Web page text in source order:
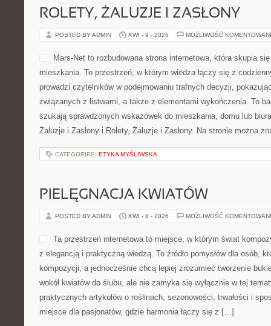
ROLETY, ŻALUZJE I ZASŁONY
POSTED BY ADMIN KWI - 9 - 2026 MOŻLIWOŚĆ
Mars-Net to rozbudowana strona internetowa, która skupia
mieszkania. To przestrzeń, w którym wiedza łączy się z
prowadzi czytelników w podejmowaniu trafnych decyzji,
związanych z listwami, a także z elementami wykończenia. To
szukają sprawdzonych wskazówek do mieszkania, domu lub
Żaluzje i Zasłony i Rolety, Żaluzje i Zasłony. Na stronie można
CATEGORIES: ETYKA MYŚLIWSKA
PIELĘGNACJA KWIATÓW
POSTED BY ADMIN KWI - 8 - 2026 MOŻLIWOŚĆ
Ta przestrzeń internetowa to miejsce, w którym świat
z elegancją i praktyczną wiedzą. To źródło pomysłów dla osób,
kompozycji, a jednocześnie chcą lepiej zrozumieć tworzenie
wokół kwiatów do ślubu, ale nie zamyka się wyłącznie w tej
praktycznych artykułów o roślinach, sezonowości, trwałości i
miejsce dla pasjonatów, gdzie harmonia łączy się z […]